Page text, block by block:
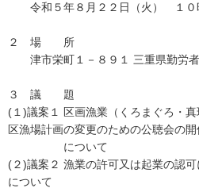
令和５年８月２２日（火） １０
２ 場 所
津市栄町１－８９１ 三重県勤労者
３ 議 題
(１)議案１ 区画漁業（くろまぐろ・
区漁場計画の変更のための公聴会の開
について
(２)議案２ 漁業の許可又は起業の認
について